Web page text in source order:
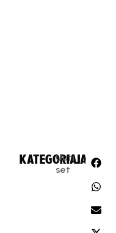
KATEGORIA:
Uuti
set
JAA: